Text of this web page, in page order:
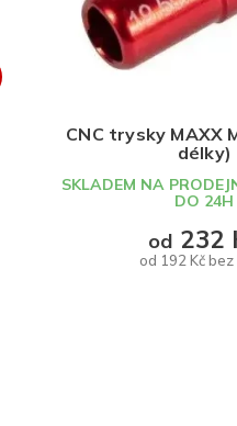
CNC trysky MAXX
délky)
SKLADEM NA
DO 24H
od 192 Kč bez
od 232